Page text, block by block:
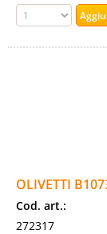
OLIVETTI
Cod. art.:
272317